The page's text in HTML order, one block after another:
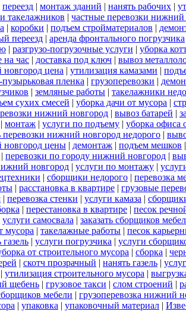
переезд | монтаж зданий | нанять рабочих |
такелажников | частные перевозки нижний
| коробки | подъем стройматериалов |
переезд | аренда фронтального погрузчика
| разгрузо-погрузочные услуги | уборка
на час | доставка под ключ | вывоз
цена | утилизация камазами |
пленка | грузоперевозки |
| земляные работы | такелажники
сухих смесей | уборка дачи от мусора |
нижний новгород | вывоз батарей |
| монтаж | услуги по подъему | уборка офиса
перевозки нижний новгород недорого |
новгород цены | демонтаж | подъем мешков
| перевозки по городу нижний новгород |
новгород | услуги по монтажу |
| сборщики недорого | перевозка
| расстановка в квартире | грузовые
| перевозка стенки | услуги камаза |
| перестановка в квартире | песок
услуги самосвала | заказать сборщиков
мусора | такелажные работы | песок
газель | услуги погрузчика | услуги
от строительного мусора | сборка |
| скотч прозрачный | нанять газель |
| утилизация строительного мусора |
щебень | грузовое такси | слом строений |
мебели | грузоперевозка нижний
| упаковка | упаковочный материал |